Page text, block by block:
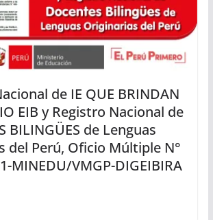
de IE QUE BRINDAN
EIB y Registro Nacional de
BILINGÜES de Lenguas
del Perú, Oficio Múltiple N°
MINEDU/VMGP-DIGEIBIRA